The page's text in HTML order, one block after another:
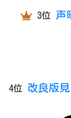
3位 声
4位 改良版